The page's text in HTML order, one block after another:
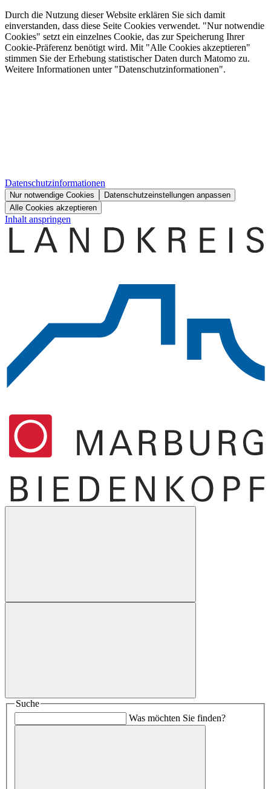
Durch die Nutzung dieser Website erklären Sie sich damit
einverstanden, dass diese Seite Cookies verwendet. "Nur notwendie
Cookies" setzt ein einzelnes Cookie, das zur Speicherung Ihrer
Cookie-Präferenz benötigt wird. Mit "Alle Cookies akzeptieren"
stimmen Sie der Erhebung statistischer Daten durch Matomo zu.
Weitere Informationen unter "Datenschutzinformationen".
Datenschutzinformationen
Nur notwendige Cookies
Datenschutzeinstellungen anpassen
Alle Cookies akzeptieren
Inhalt anspringen
Suche
Was möchten Sie finden?